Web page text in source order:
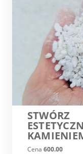
Cena 600.00